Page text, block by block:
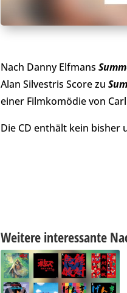
Nach Danny Elfmans
Alan Silvestris Score zu
einer Filmkomödie von
Die CD enthält kein
Weitere interessante